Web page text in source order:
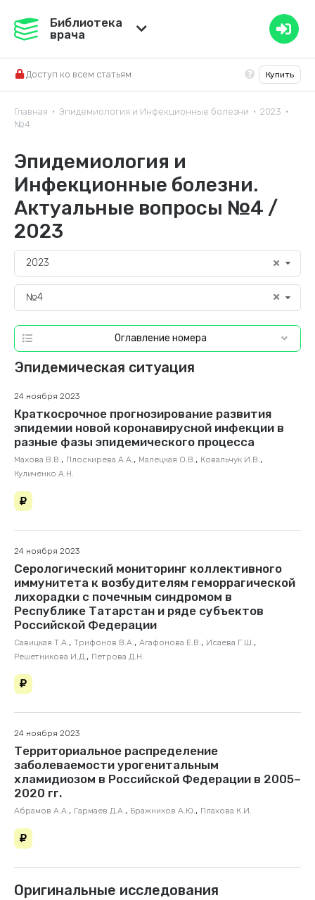
Медвестник
Справочник ЛС
Библиотека
врача
Доступ ко всем статьям Купить
Главная • Эпидемиология и Инфекционные болезни • 2023 •
№4
Эпидемиология и
Инфекционные болезни.
Актуальные вопросы №4 /
2023
2023
№4
Оглавление номера
Эпидемическая ситуация
24 ноября 2023
Краткосрочное прогнозирование развития
эпидемии новой коронавирусной инфекции в
разные фазы эпидемического процесса
Махова В.В., Плоскирева А.А., Малецкая О.В., Ковальчук И.В.,
Куличенко А.Н.
24 ноября 2023
Серологический мониторинг коллективного
иммунитета к возбудителям геморрагической
лихорадки с почечным синдромом в
Республике Татарстан и ряде субъектов
Российской Федерации
Савицкая Т.А., Трифонов В.А., Агафонова Е.В., Исаева Г.Ш.,
Решетникова И.Д., Петрова Д.Н.
24 ноября 2023
Территориальное распределение
заболеваемости урогенитальным
хламидиозом в Российской Федерации в 2005–
2020 гг.
Абрамов А.А., Гармаев Д.А., Бражников А.Ю., Плахова К.И.
Оригинальные исследования